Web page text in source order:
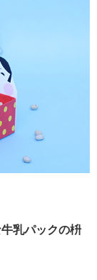
乳パックの枡